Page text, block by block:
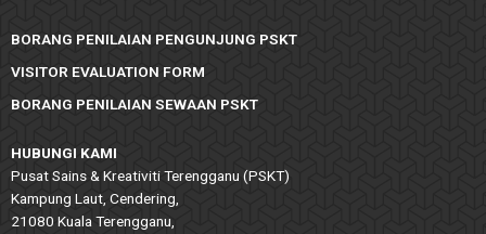
BORANG PENILAIAN PENGUNJUNG PSKT
VISITOR EVALUATION FORM
BORANG PENILAIAN SEWAAN PSKT
HUBUNGI KAMI
Pusat Sains & Kreativiti Terengganu (PSKT)
Kampung Laut, Cendering,
21080 Kuala Terengganu,